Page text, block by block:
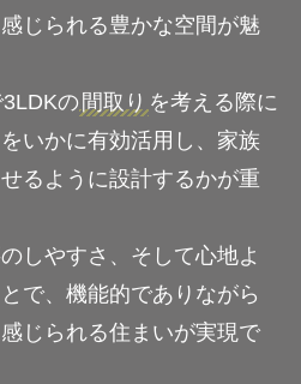
じられる豊かな空間が魅
の 間取り を考える際に
いかに有効活用し、家族
るように設計するかが重
しやすさ、そして心地よ
で、機能的でありながら
じられる住まいが実現で